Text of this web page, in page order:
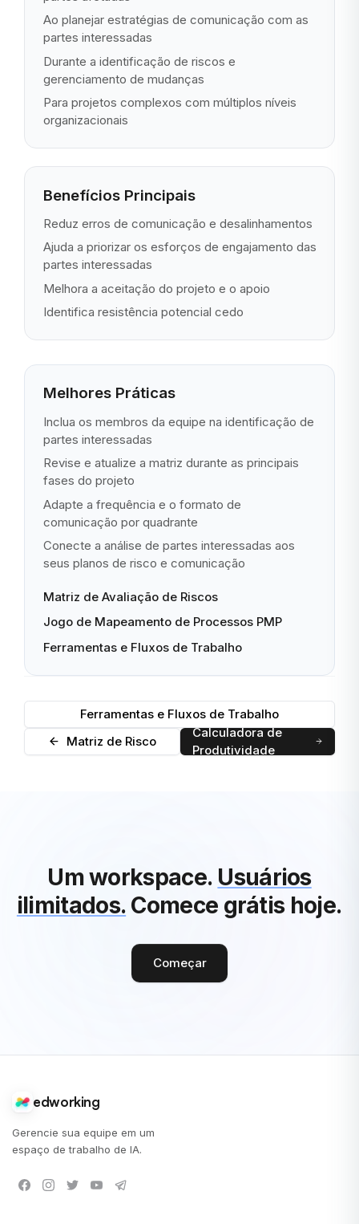
Ao planejar estratégias de comunicação com as
partes interessadas
Durante a identificação de riscos e
gerenciamento de mudanças
Para projetos complexos com múltiplos níveis
organizacionais
Benefícios Principais
Reduz erros de comunicação e desalinhamentos
Ajuda a priorizar os esforços de engajamento das
partes interessadas
Melhora a aceitação do projeto e o apoio
Identifica resistência potencial cedo
Melhores Práticas
Inclua os membros da equipe na identificação de
partes interessadas
Revise e atualize a matriz durante as principais
fases do projeto
Adapte a frequência e o formato de
comunicação por quadrante
Conecte a análise de partes interessadas aos
seus planos de risco e comunicação
Matriz de Avaliação de Riscos
Jogo de Mapeamento de Processos PMP
Ferramentas e Fluxos de Trabalho
Ferramentas e Fluxos de Trabalho
Matriz de Risco
Calculadora de
Produtividade
Um workspace. Usuários
ilimitados. Comece grátis hoje.
Começar
edworking
Gerencie sua equipe em um
espaço de trabalho de IA.